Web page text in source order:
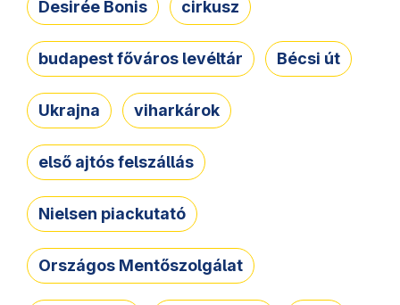
Desirée Bonis cirkusz
budapest főváros levéltár Bécsi út
Ukrajna viharkárok
első ajtós felszállás
Nielsen piackutató
Országos Mentőszolgálat